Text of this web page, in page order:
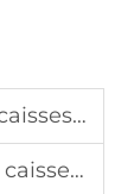
la logistique ?